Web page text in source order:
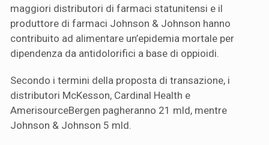
maggiori distributori di farmaci statunitensi e il
produttore di farmaci Johnson & Johnson hanno
contribuito ad alimentare un’epidemia mortale per
dipendenza da antidolorifici a base di oppioidi.
Secondo i termini della proposta di transazione, i
distributori McKesson, Cardinal Health e
AmerisourceBergen pagheranno 21 mld, mentre
Johnson & Johnson 5 mld.